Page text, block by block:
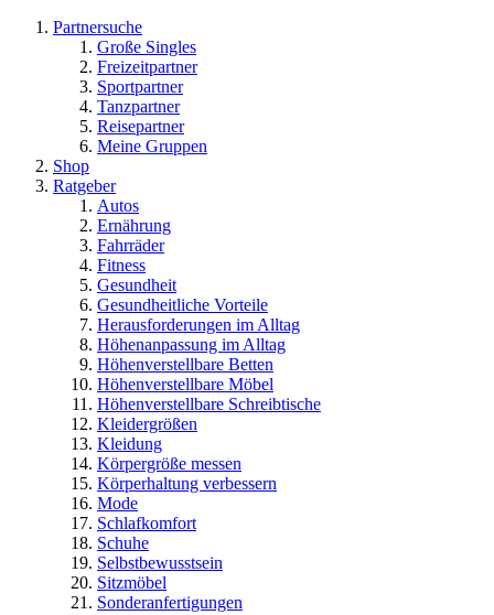
Partnersuche
Große Singles
Freizeitpartner
Sportpartner
Tanzpartner
Reisepartner
Meine Gruppen
Shop
Ratgeber
Autos
Ernährung
Fahrräder
Fitness
Gesundheit
Gesundheitliche Vorteile
Herausforderungen im Alltag
Höhenanpassung im Alltag
Höhenverstellbare Betten
Höhenverstellbare Möbel
Höhenverstellbare Schreibtische
Kleidergrößen
Kleidung
Körpergröße messen
Körperhaltung verbessern
Mode
Schlafkomfort
Schuhe
Selbstbewusstsein
Sitzmöbel
Sonderanfertigungen